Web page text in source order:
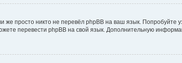
просто никто не перевёл phpBB на ваш язык.
перевести phpBB на свой язык. Дополнительную